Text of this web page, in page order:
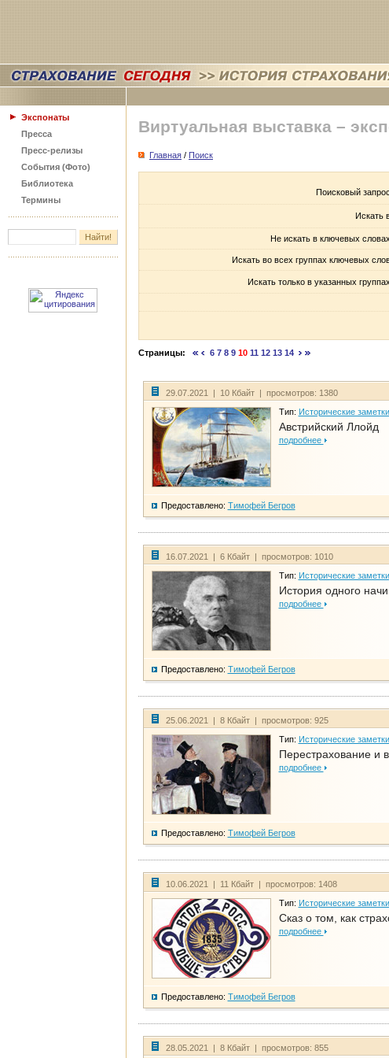
Экспонаты
Пресса
Пресс-релизы
События (Фото)
Библиотека
Термины
Виртуальная выставка –
Главная / Поиск
Поисковый
Искать
Не искать в ключевых
Искать во всех группах ключевых
Искать только в указанных
Страницы: 6 7 8 9 10 11 12 13 14
29.07.2021 | 10 Кбайт | просмотров: 1380
Тип: Исторические
Австрийский Ллойд
подробнее
Предоставлено: Тимофей Бегров
16.07.2021 | 6 Кбайт | просмотров: 1010
Тип: Исторические
История одного
подробнее
Предоставлено: Тимофей Бегров
25.06.2021 | 8 Кбайт | просмотров: 925
Тип: Исторические
Перестрахование и
подробнее
Предоставлено: Тимофей Бегров
10.06.2021 | 11 Кбайт | просмотров: 1408
Тип: Исторические
Сказ о том, как
подробнее
Предоставлено: Тимофей Бегров
28.05.2021 | 8 Кбайт | просмотров: 855